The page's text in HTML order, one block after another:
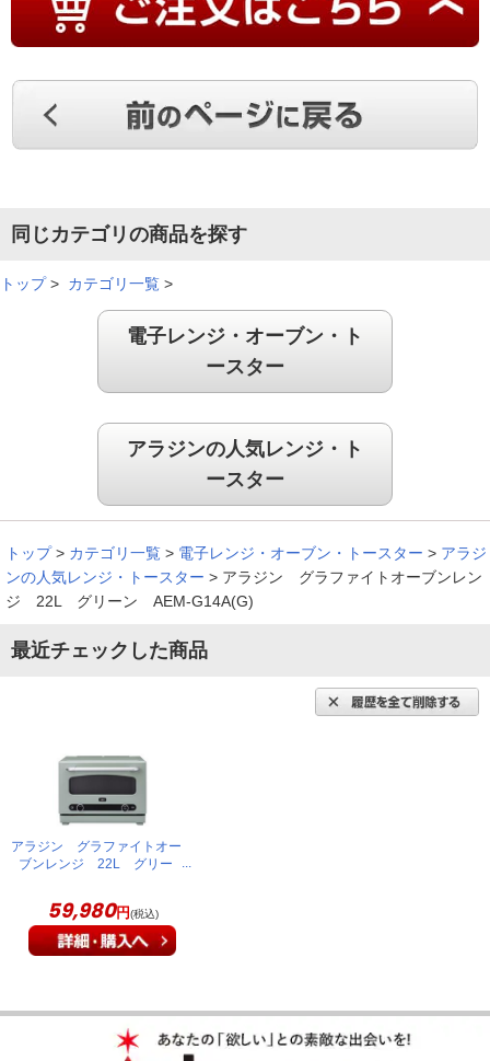
同じカテゴリの商品を探す
トップ> カテゴリ一覧 >
電子レンジ・オーブン・ト
ースター
アラジンの人気レンジ・ト
ースター
トップ > カテゴリ一覧 > 電子レンジ・オーブン・トースター > アラジ
ンの人気レンジ・トースター > アラジン グラファイトオーブンレン
ジ 22L グリーン AEM-G14A(G)
最近チェックした商品
アラジン グラファイトオー
ブンレンジ 22L グリー
59,980円(税込)